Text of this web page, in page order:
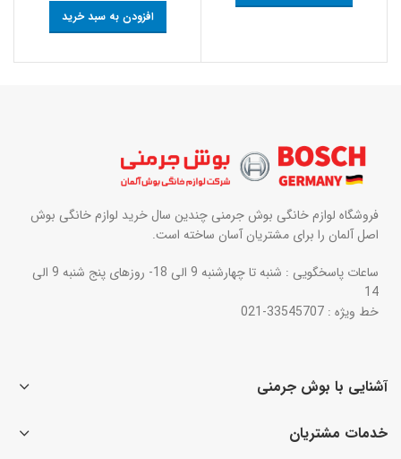
افزودن به سبد خرید
فروشگاه لوازم خانگی بوش جرمنی چندین سال خرید لوازم خانگی بوش
اصل آلمان را برای مشتریان آسان ساخته است.
ساعات پاسخگویی : شنبه تا چهارشنبه 9 الی 18- روزهای پنج شنبه 9 الی
14
خط ویژه : 33545707-021
آشنایی با بوش جرمنی
خدمات مشتریان